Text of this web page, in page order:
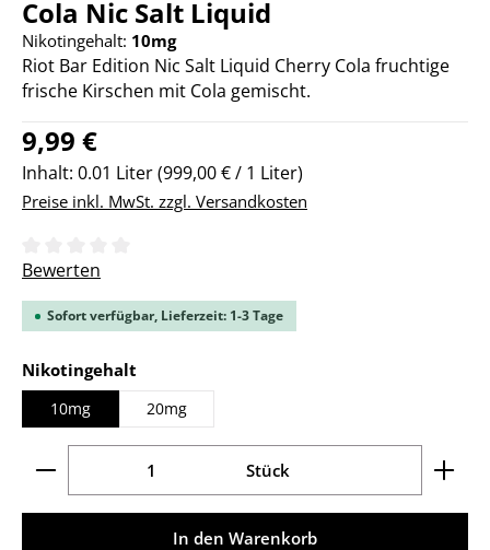
Cola Nic Salt Liquid
Nikotingehalt: 10mg
Riot Bar Edition Nic Salt Liquid Cherry Cola fruchtige
frische Kirschen mit Cola gemischt.
Regulärer Preis:
9,99 €
Inhalt: 0.01 Liter(999,00 € / 1 Liter)
Preise inkl. MwSt. zzgl. Versandkosten
Durchschnittliche Bewertung von 0 von 5 Sternen
Bewerten
Sofort verfügbar, Lieferzeit: 1-3 Tage
Nikotingehalt
10mg 20mg
Produkt Anzahl: Gib den gewünschten Wert ein
Stück
In den Warenkorb